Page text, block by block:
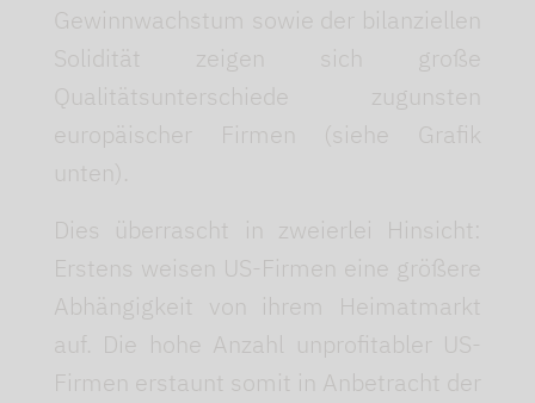
Gewinnwachstum sowie der bilanziellen
Solidität zeigen sich große
Qualitätsunterschiede zugunsten
europäischer Firmen (siehe Grafik
unten).
Dies überrascht in zweierlei Hinsicht:
Erstens weisen US-Firmen eine größere
Abhängigkeit von ihrem Heimatmarkt
auf. Die hohe Anzahl unprofitabler US-
Firmen erstaunt somit in Anbetracht der